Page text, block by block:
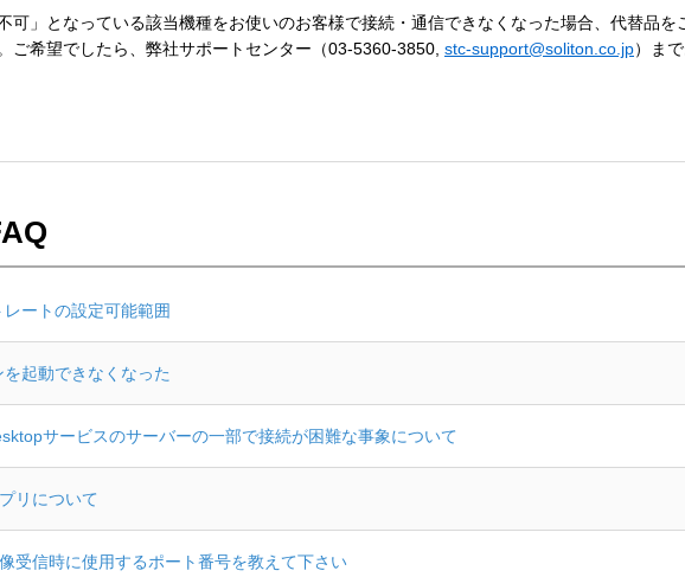
不可」となっている該当機種をお使いのお客様で接続・通信できなくなった場合、代替品
ご希望でしたら、弊社サポートセンター（03-5360-3850, stc-support@soliton.co.jp）ま
ートの設定可能範囲
起動できなくなった
サービスのサーバーの一部で接続が困難な事象について
リについて
受信時に使用するポート番号を教えて下さい